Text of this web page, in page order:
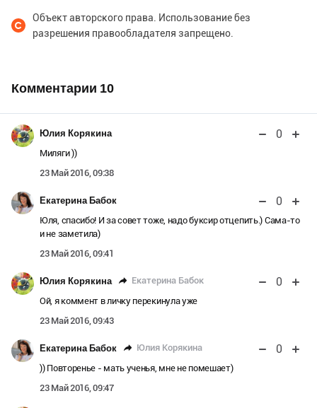
Объект авторского права. Использование без
разрешения правообладателя запрещено.
Комментарии 10
Юлия Корякина 0
Миляги ))
23 Май 2016, 09:38
Екатерина Бабок 0
Юля, спасибо! И за совет тоже, надо буксир отцепить.) Сама-то
и не заметила)
23 Май 2016, 09:41
Юлия Корякина Екатерина Бабок 0
Ой, я коммент в личку перекинула уже
23 Май 2016, 09:43
Екатерина Бабок Юлия Корякина 0
)) Повторенье - мать ученья, мне не помешает)
23 Май 2016, 09:47